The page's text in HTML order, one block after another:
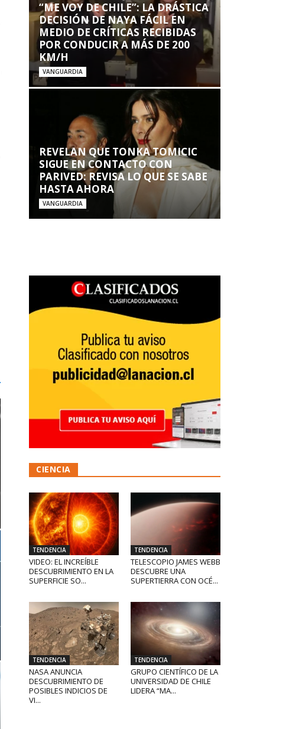
“ME VOY DE CHILE”: LA DRÁSTICA
DECISIÓN DE NAYA FÁCIL EN
MEDIO DE CRÍTICAS RECIBIDAS
POR CONDUCIR A MÁS DE 200
KM/H
VANGUARDIA
REVELAN QUE TONKA TOMICIC
SIGUE EN CONTACTO CON
PARIVED: REVISA LO QUE SE SABE
HASTA AHORA
VANGUARDIA
CIENCIA
TENDENCIA
VIDEO: EL INCREÍBLE
DESCUBRIMIENTO EN LA
SUPERFICIE SO...
TENDENCIA
TELESCOPIO JAMES WEBB
DESCUBRE UNA
SUPERTIERRA CON OCÉ...
TENDENCIA
NASA ANUNCIA
DESCUBRIMIENTO DE
POSIBLES INDICIOS DE
VI...
TENDENCIA
GRUPO CIENTÍFICO DE LA
UNIVERSIDAD DE CHILE
LIDERA “MA...